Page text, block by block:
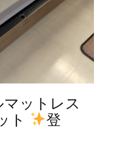
ットレス
ト
登